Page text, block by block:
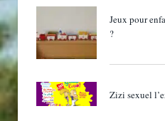
Jeux pour
?
Zizi sexuel